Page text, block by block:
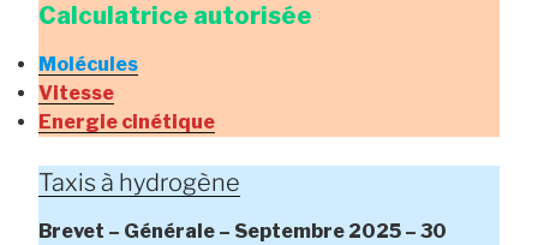
Calculatrice autorisée
Molécules
Vitesse
Energie cinétique
Taxis à hydrogène
Brevet – Générale – Septembre 2025 – 30